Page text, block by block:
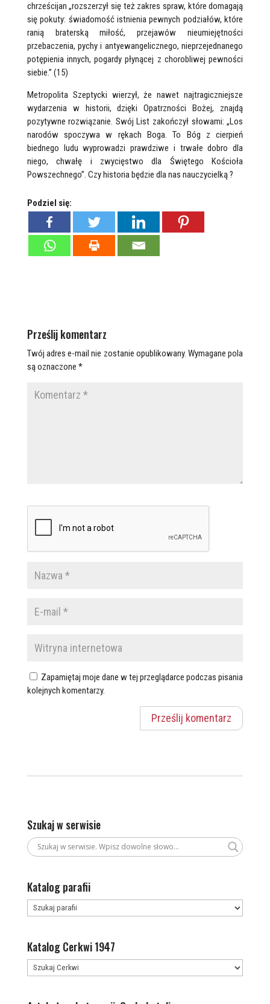
chrześcijan „rozszerzył się też zakres spraw, które domagają
się pokuty: świadomość istnienia pewnych podziałów, które
ranią braterską miłość, przejawów nieumiejętności
przebaczenia, pychy i antyewangelicznego, nieprzejednanego
potępienia innych, pogardy płynącej z chorobliwej pewności
siebie.” (15)
Metropolita Szeptycki wierzył, że nawet najtragiczniejsze
wydarzenia w historii, dzięki Opatrzności Bożej, znajdą
pozytywne rozwiązanie. Swój List zakończył słowami: „Los
narodów spoczywa w rękach Boga. To Bóg z cierpień
biednego ludu wyprowadzi prawdziwe i trwałe dobro dla
niego, chwałę i zwycięstwo dla Świętego Kościoła
Powszechnego”. Czy historia będzie dla nas nauczycielką ?
Podziel się:
Prześlij komentarz
Twój adres e-mail nie zostanie opublikowany. Wymagane pola
są oznaczone *
Zapamiętaj moje dane w tej przeglądarce podczas pisania
kolejnych komentarzy.
Szukaj w serwisie
Katalog parafii
Katalog Cerkwi 1947